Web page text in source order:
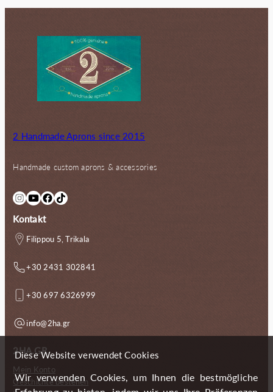
2 Handmade Aprons since 2015
Handmade custom aprons & accessories
InstagramYouTube Facebook TikTok
Kontakt
Filippou 5, Trikala
+30 2431 302841
+30 697 6326999
info@2ha.gr
2HA.GR
Mein Konto
Geschichte bestellen
Diese Website verwendet Cookies
Wir verwenden Cookies, um Ihnen die bestmögliche